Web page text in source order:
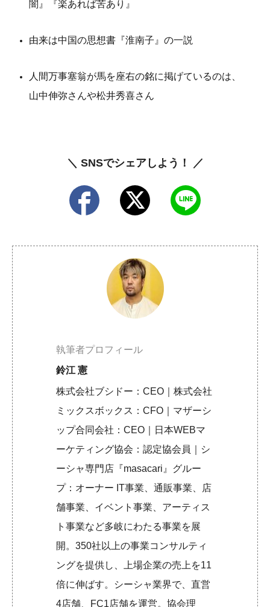
闇』『楽あれば苦あり』
由来は中国の思想書『淮南子』の一説
人間万事塞翁が馬を座右の銘に掲げているのは、
山中伸弥さんや松井秀喜さん
＼ SNSでシェアしよう！ ／
執筆者プロフィール
鈴江 憲
株式会社ブシドー：CEO｜株式会社
ミックスボックス：CFO｜マザーシ
ップ合同会社：CEO｜日本WEBマ
ーケティング協会：認定協会員｜シ
ーシャ専門店『masacari』グルー
プ：オーナー IT事業、通販事業、店
舗事業、イベント事業、アーティス
ト事業など多岐にわたる事業を展
開。350社以上の事業コンサルティ
ングを提供し、上場企業の売上を11
倍に伸ばす。シーシャ業界で、直営
4店舗、FC1店舗を運営。協会理